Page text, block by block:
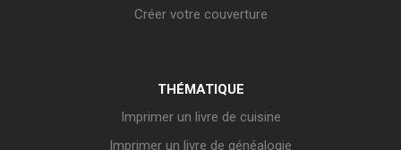
Créer votre couverture
THÉMATIQUE
Imprimer un livre de cuisine
Imprimer un livre de généalogie